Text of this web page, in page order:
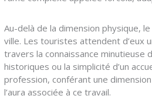
Au-delà de la dimension physique,
ville. Les touristes attendent d’eux
travers la connaissance minutieuse
historiques ou la simplicité d’un
profession, conférant une
l’aura associée à ce travail.